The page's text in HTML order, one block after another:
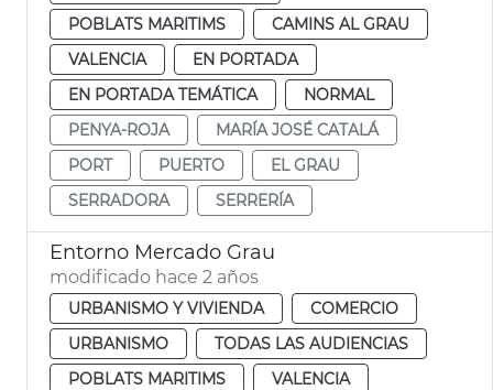
POBLATS MARITIMS
CAMINS AL GRAU
VALENCIA
EN PORTADA
EN PORTADA TEMÁTICA
NORMAL
PENYA-ROJA
MARÍA JOSÉ CATALÁ
PORT
PUERTO
EL GRAU
SERRADORA
SERRERÍA
Entorno Mercado Grau
modificado hace 2 años
URBANISMO Y VIVIENDA
COMERCIO
URBANISMO
TODAS LAS AUDIENCIAS
POBLATS MARITIMS
VALENCIA